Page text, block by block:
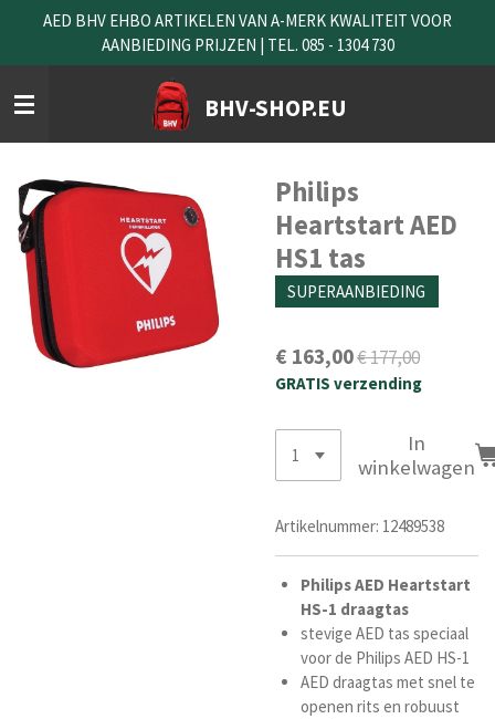
naar
de
hoofdinhoud
BHV-SHOP.EU
AED BHV EHBO ARTIKELEN VAN A-MERK KWALITEIT VOOR
AANBIEDING PRIJZEN | TEL. 085 - 1304 730
Philips
Heartstart AED
HS1 tas
SUPERAANBIEDING
€ 163,00€ 177,00
GRATIS verzending
In
winkelwagen
Artikelnummer: 12489538
Philips AED Heartstart
HS-1 draagtas
stevige AED tas speciaal
voor de Philips AED HS-1
AED draagtas met snel te
openen rits en robuust